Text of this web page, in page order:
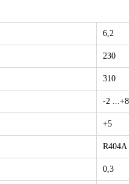
6,2
230
310
-2 ...+8
+5
R404A
0,3